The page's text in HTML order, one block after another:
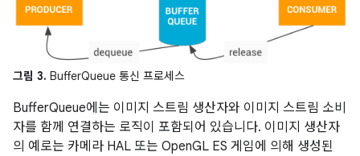
그림 3. BufferQueue 통신 프로세스
BufferQueue에는 이미지 스트림 생산자와 이미지 스트림 소비
자를 함께 연결하는 로직이 포함되어 있습니다. 이미지 생산자
의 예로는 카메라 HAL 또는 OpenGL ES 게임에 의해 생성된